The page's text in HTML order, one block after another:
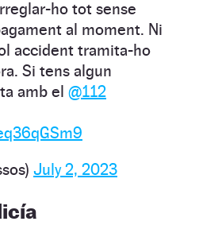
ho tot sense
al moment. Ni
accident tramita-ho
Si tens algun
amb el @112
July 2, 2023